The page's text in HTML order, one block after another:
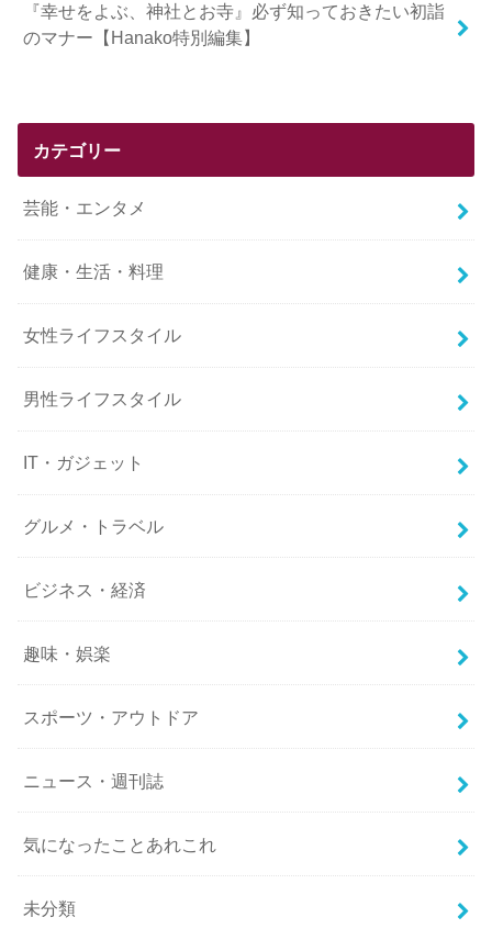
『幸せをよぶ、神社とお寺』必ず知っておきたい初詣
のマナー【Hanako特別編集】
カテゴリー
芸能・エンタメ
健康・生活・料理
女性ライフスタイル
男性ライフスタイル
IT・ガジェット
グルメ・トラベル
ビジネス・経済
趣味・娯楽
スポーツ・アウトドア
ニュース・週刊誌
気になったことあれこれ
未分類